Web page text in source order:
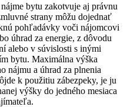
bytu zakotvuje aj právnu
strany môžu dojednať
pohľadávky voči nájomcovi
úhrad za energie, z dôvodu
alebo v súvislosti s inými
bytu. Maximálna výška
nájmu a úhrad za plnenia
k použitiu zábezpeky, je ju
výšky do jedného mesiaca